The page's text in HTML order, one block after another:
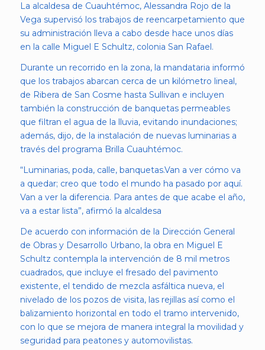
La alcaldesa de Cuauhtémoc, Alessandra Rojo de la
Vega supervisó los trabajos de reencarpetamiento que
su administración lleva a cabo desde hace unos días
en la calle Miguel E Schultz, colonia San Rafael.
Durante un recorrido en la zona, la mandataria informó
que los trabajos abarcan cerca de un kilómetro lineal,
de Ribera de San Cosme hasta Sullivan e incluyen
también la construcción de banquetas permeables
que filtran el agua de la lluvia, evitando inundaciones;
además, dijo, de la instalación de nuevas luminarias a
través del programa Brilla Cuauhtémoc.
“Luminarias, poda, calle, banquetas.Van a ver cómo va
a quedar; creo que todo el mundo ha pasado por aquí.
Van a ver la diferencia. Para antes de que acabe el año,
va a estar lista”, afirmó la alcaldesa
De acuerdo con información de la Dirección General
de Obras y Desarrollo Urbano, la obra en Miguel E
Schultz contempla la intervención de 8 mil metros
cuadrados, que incluye el fresado del pavimento
existente, el tendido de mezcla asfáltica nueva, el
nivelado de los pozos de visita, las rejillas así como el
balizamiento horizontal en todo el tramo intervenido,
con lo que se mejora de manera integral la movilidad y
seguridad para peatones y automovilistas.